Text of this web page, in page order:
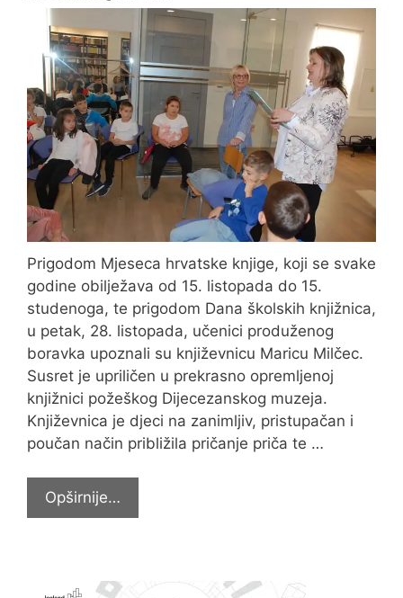
Prigodom Mjeseca hrvatske knjige, koji se svake
godine obilježava od 15. listopada do 15.
studenoga, te prigodom Dana školskih knjižnica,
u petak, 28. listopada, učenici produženog
boravka upoznali su književnicu Maricu Milčec.
Susret je upriličen u prekrasno opremljenoj
knjižnici požeškog Dijecezanskog muzeja.
Književnica je djeci na zanimljiv, pristupačan i
poučan način približila pričanje priča te …
Opširnije…
susret
Milčec